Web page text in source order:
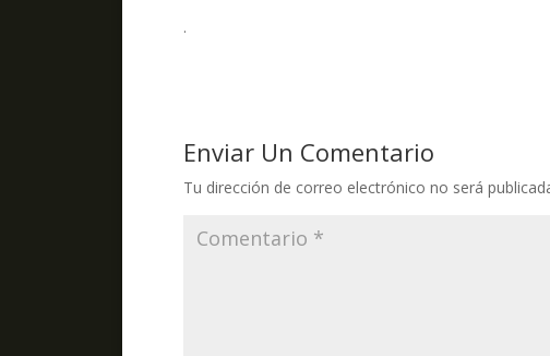
.
Enviar Un Comentario
Tu dirección de correo electrónico no será